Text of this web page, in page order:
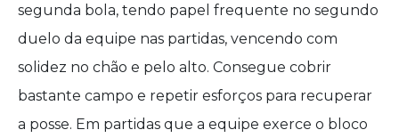
segunda bola, tendo papel frequente no segundo
duelo da equipe nas partidas, vencendo com
solidez no chão e pelo alto. Consegue cobrir
bastante campo e repetir esforços para recuperar
a posse. Em partidas que a equipe exerce o bloco